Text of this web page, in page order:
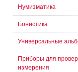
Нумизматика
Бонистика
Универсальные
Приборы для
измерения